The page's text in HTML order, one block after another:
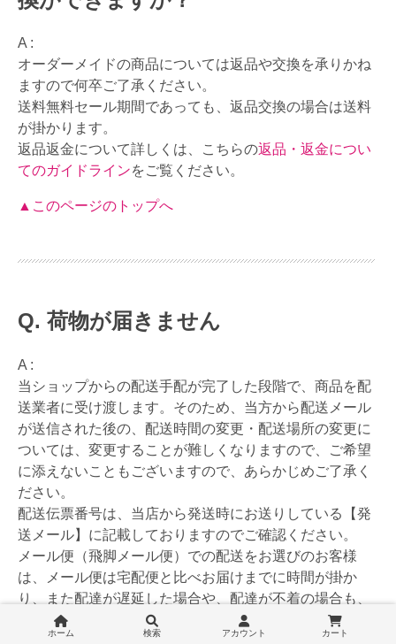
A :
オーダーメイドの商品については返品や交換を承りかね
ますので何卒ご了承ください。
送料無料セール期間であっても、返品交換の場合は送料
が掛かります。
返品返金について詳しくは、こちらの返品・返金につい
てのガイドラインをご覧ください。
▲このページのトップへ
荷物が届きません
A :
当ショップからの配送手配が完了した段階で、商品を配
送業者に受け渡します。そのため、当方から配送メール
が送信された後の、配送時間の変更・配送場所の変更に
ついては、変更することが難しくなりますので、ご希望
に添えないこともございますので、あらかじめご了承く
ださい。
配送伝票番号は、当店から発送時にお送りしている【発
送メール】に記載しておりますのでご確認ください。
メール便（飛脚メール便）での配送をお選びのお客様
は、メール便は宅配便と比べお届けまでに時間が掛か
り、また配達が遅延した場合や、配達が不着の場合も、
その補償がないことをあらかじめご了承ください。詳し
ホーム 検索 アカウント カート